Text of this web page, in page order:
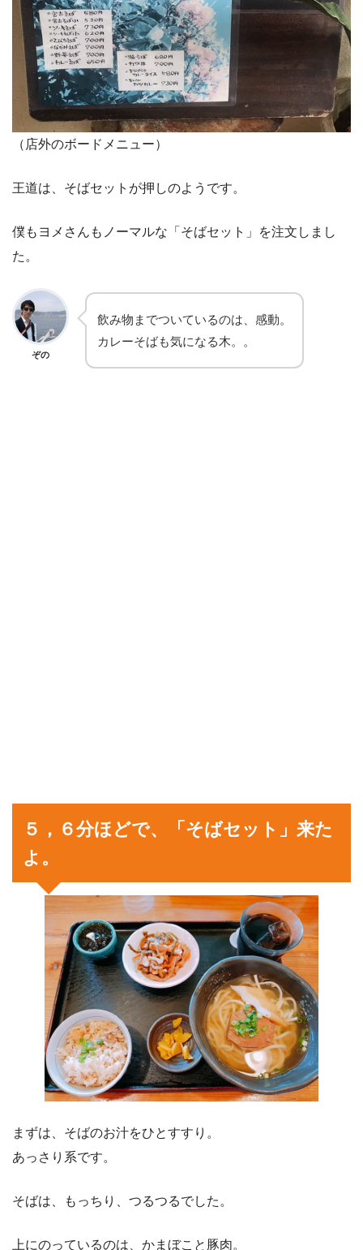
（店外のボードメニュー）
王道は、そばセットが押しのようです。
僕もヨメさんもノーマルな「そばセット」を注文しまし
た。
ぞの
飲み物までついているのは、感動。
カレーそばも気になる木。。
５，６分ほどで、「そばセット」来た
よ。
まずは、そばのお汁をひとすすり。
あっさり系です。
そばは、もっちり、つるつるでした。
上にのっているのは、かまぼこと豚肉。